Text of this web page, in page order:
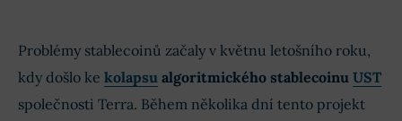
Problémy stablecoinů začaly v květnu letošního roku,
kdy došlo ke kolapsu algoritmického stablecoinu UST
společnosti Terra. Během několika dní tento projekt